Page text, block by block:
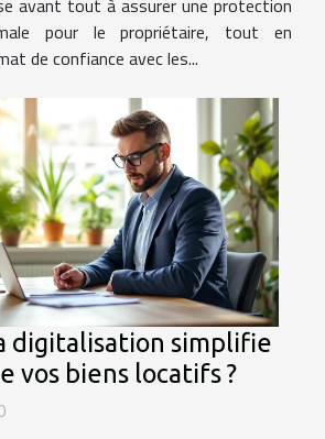
pour le propriétaire, tout en
de confiance avec les...
digitalisation simplifie
vos biens locatifs ?